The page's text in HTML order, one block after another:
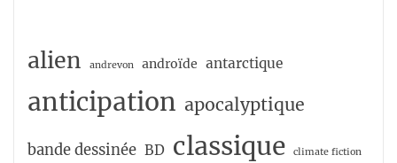
alien andrevon androïde antarctique
anticipation apocalyptique
bande dessinée BD classique climate fiction